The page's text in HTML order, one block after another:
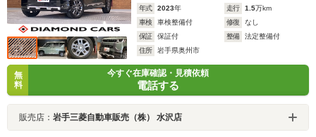
年式 2023年 走行 1.5万km
車検
車検整備付 修復
なし
保証
保証付 整備
法定整備付
住所
岩手県奥州市
無
料
今すぐ在庫確認・見積依頼
電話する
販売店： 岩手三菱自動車販売（株） 水沢店